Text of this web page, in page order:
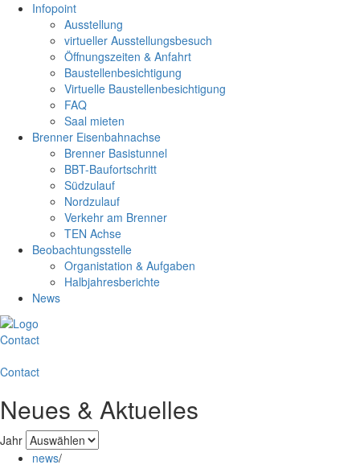
Infopoint
Ausstellung
virtueller Ausstellungsbesuch
Öffnungszeiten & Anfahrt
Baustellenbesichtigung
Virtuelle Baustellenbesichtigung
FAQ
Saal mieten
Brenner Eisenbahnachse
Brenner Basistunnel
BBT-Baufortschritt
Südzulauf
Nordzulauf
Verkehr am Brenner
TEN Achse
Beobachtungsstelle
Organistation & Aufgaben
Halbjahresberichte
News
Contact
Contact
Neues & Aktuelles
Jahr
news/